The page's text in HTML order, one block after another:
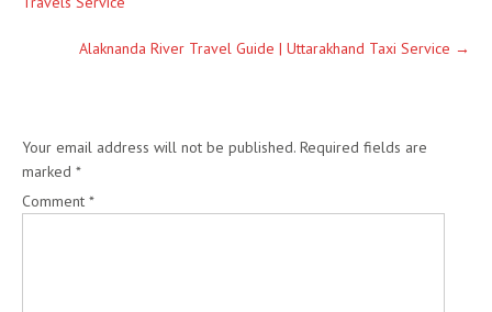
Alaknanda River Travel Guide | Uttarakhand Taxi Service →
Your email address will not be published. Required fields are
marked *
Comment *